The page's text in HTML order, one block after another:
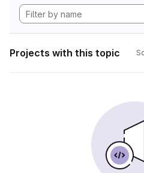
Projects with this topic